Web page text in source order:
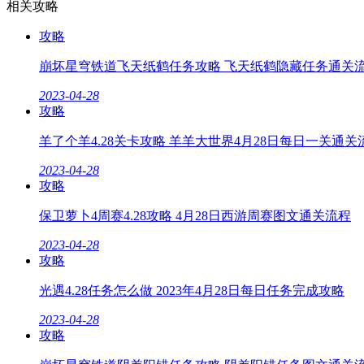
相关攻略
攻略
崩坏星穹铁道飞天纸鹤任务攻略 飞天纸鹤隐藏任务通关
2023-04-28
攻略
羊了个羊4.28关卡攻略 羊羊大世界4月28日每日一关通关
2023-04-28
攻略
保卫萝卜4周赛4.28攻略 4月28日西游周赛图文通关流程
2023-04-28
攻略
光遇4.28任务怎么做 2023年4月28日每日任务完成攻略
2023-04-28
攻略